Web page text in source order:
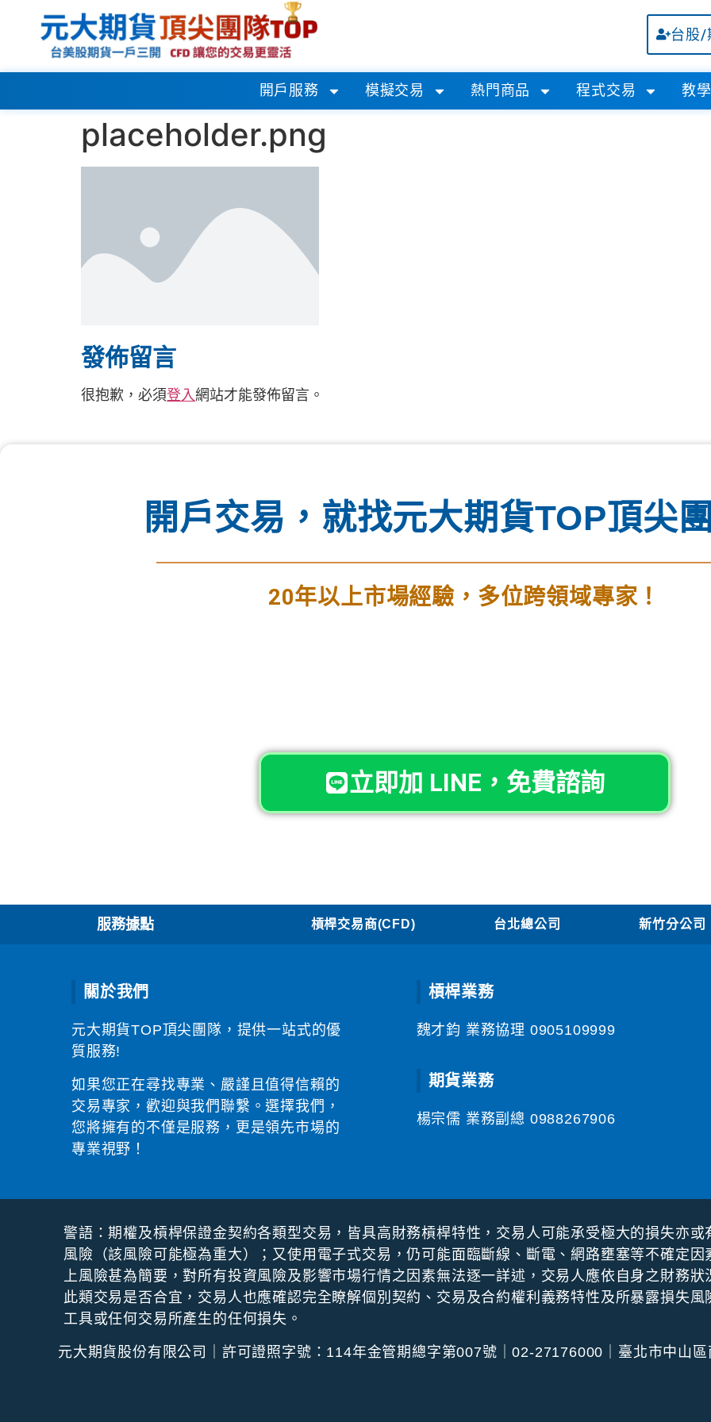
台股/
開戶服務 模擬交易 熱門商品 程式交易 教
placeholder.png
發佈留言
很抱歉，必須登入網站才能發佈留言。
開戶交易，就找元大期貨TOP頂尖
20年以上市場經驗，多位跨領域專家！
立即加 LINE，免費諮詢
服務據點 槓桿交易商(CFD) 台北總公司 新竹分公司
關於我們
元大期貨TOP頂尖團隊，提供一站式的優
質服務!
如果您正在尋找專業、嚴謹且值得信賴的
交易專家，歡迎與我們聯繫。選擇我們，
您將擁有的不僅是服務，更是領先市場的
專業視野！
槓桿業務
魏才鈞 業務協理 0905109999
期貨業務
楊宗儒 業務副總 0988267906
警語：期權及槓桿保證⾦契約各類型交易，皆具⾼財務槓桿特性，交易⼈可能承受極⼤的損失亦
風險（該風險可能極為重⼤）；⼜使⽤電⼦式交易，仍可能⾯臨斷線、斷電、網路壅塞等不確定
上風險甚為簡要，對所有投資風險及影響市場⾏情之因素無法逐⼀詳述，交易⼈應依⾃⾝之財務
此類交易是否合宜，交易⼈也應確認完全瞭解個別契約、交易及合約權利義務特性及所暴露損失
⼯具或任何交易所產⽣的任何損失。
元大期貨股份有限公司｜許可證照字號：114年金管期總字第007號｜02-27176000｜臺北市中山